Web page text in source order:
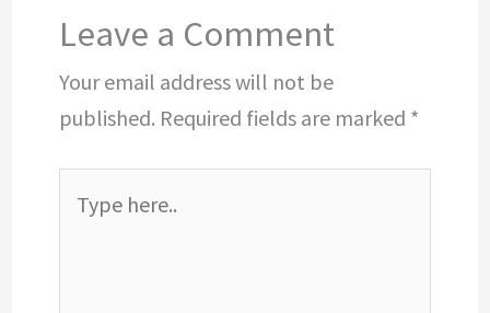
Leave a Comment
Your email address will not be
published. Required fields are marked *
here..